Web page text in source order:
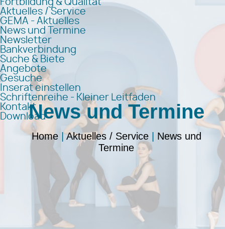
Fortbildung & Qualität
Aktuelles / Service
GEMA - Aktuelles
News und Termine
Newsletter
Bankverbindung
Suche & Biete
Angebote
Gesuche
Inserat einstellen
Schriftenreihe - Kleiner Leitfaden
Kontakt
DownloadNews und Termine
Home|Aktuelles / Service| News und
Termine